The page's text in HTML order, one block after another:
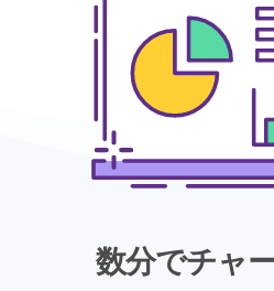
数分でチャ